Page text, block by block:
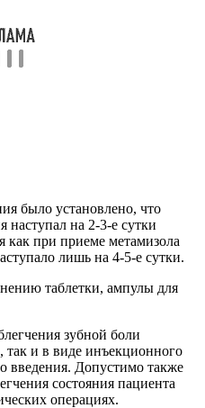
было установлено, что
наступал на 2-3-е сутки
как при приеме метамизола
лишь на 4-5-е сутки.
зубной боли
так и в виде инъекционного
введения. Допустимо также
состояния пациента
операциях.